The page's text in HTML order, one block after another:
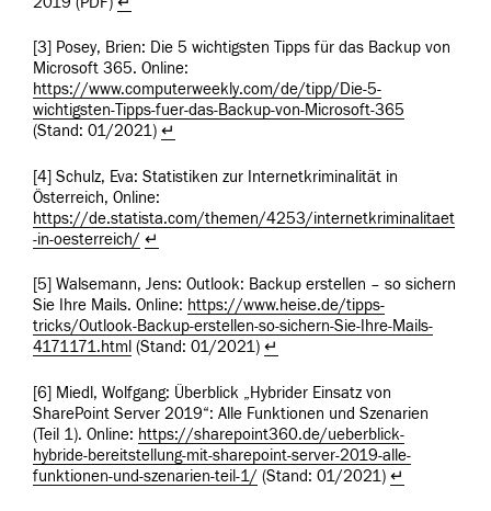
[3] Posey, Brien: Die 5 wichtigsten Tipps für das Backup von
Microsoft 365. Online:
https://www.computerweekly.com/de/tipp/Die-5-
wichtigsten-Tipps-fuer-das-Backup-von-Microsoft-365
(Stand: 01/2021) ↵
[4] Schulz, Eva: Statistiken zur Internetkriminalität in
Österreich, Online:
https://de.statista.com/themen/4253/internetkriminalitaet
-in-oesterreich/ ↵
[5] Walsemann, Jens: Outlook: Backup erstellen – so sichern
Sie Ihre Mails. Online: https://www.heise.de/tipps-
tricks/Outlook-Backup-erstellen-so-sichern-Sie-Ihre-Mails-
4171171.html (Stand: 01/2021) ↵
[6] Miedl, Wolfgang: Überblick „Hybrider Einsatz von
SharePoint Server 2019“: Alle Funktionen und Szenarien
(Teil 1). Online: https://sharepoint360.de/ueberblick-
hybride-bereitstellung-mit-sharepoint-server-2019-alle-
funktionen-und-szenarien-teil-1/ (Stand: 01/2021) ↵